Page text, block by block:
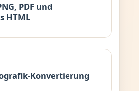
PDF und
HTML
Konvertierung